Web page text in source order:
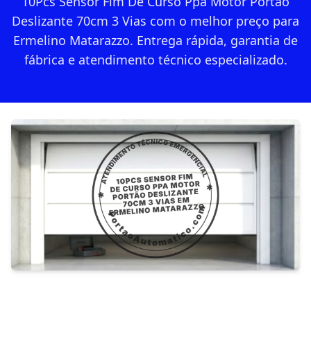
Deslizante 70cm 3 Vias com o melhor preço para
Ermelino Matarazzo. Entrega rápida, garantia de
fábrica e atendimento técnico especializado.